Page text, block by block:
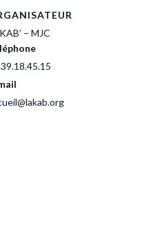
– MJC